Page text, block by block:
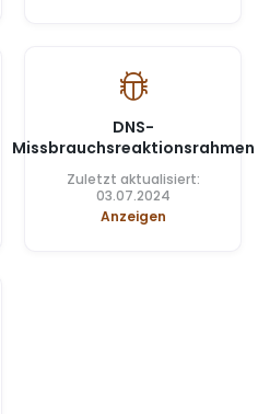
DNS-
Missbrauchsreaktionsrahmen
Zuletzt aktualisiert:
03.07.2024
Anzeigen